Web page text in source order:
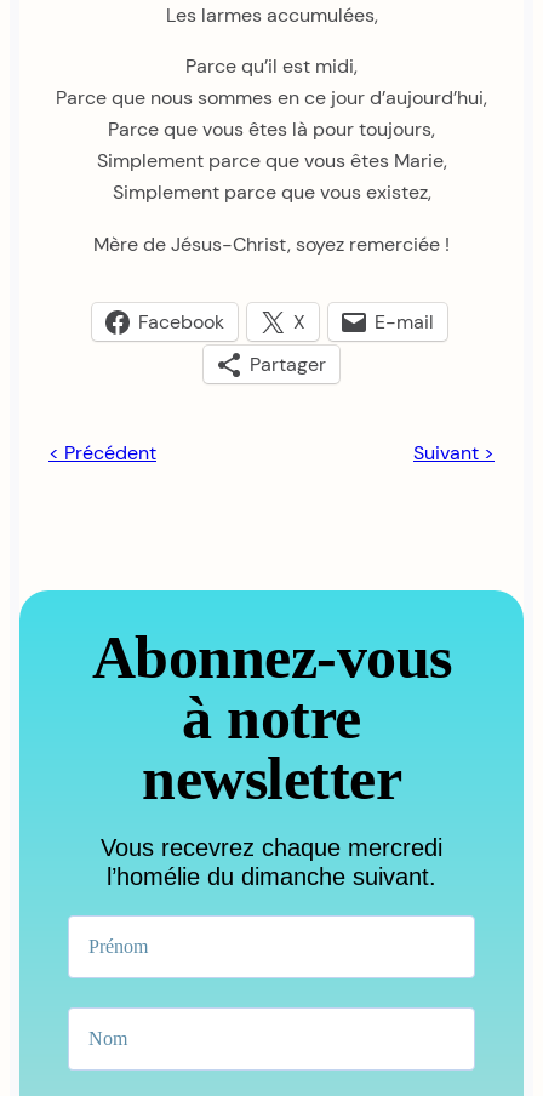
Les larmes accumulées,
Parce qu’il est midi,
Parce que nous sommes en ce jour d’aujourd’hui,
Parce que vous êtes là pour toujours,
Simplement parce que vous êtes Marie,
Simplement parce que vous existez,
Mère de Jésus-Christ, soyez remerciée !
Facebook X
E-mail
Partager
< Précédent Suivant >
Abonnez-vous
à notre
newsletter
Vous recevrez chaque mercredi
l’homélie du dimanche suivant.